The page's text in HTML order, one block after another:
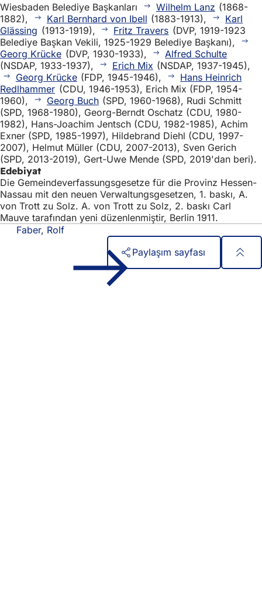
Wiesbaden Belediye Başkanları
Wilhelm Lanz (1868-
1882),
Karl Bernhard von Ibell (1883-1913),
Karl
Glässing (1913-1919), Fritz Travers (DVP, 1919-1923
Belediye Başkan Vekili, 1925-1929 Belediye Başkanı),
Georg Krücke (DVP, 1930-1933),
Alfred Schulte
(NSDAP, 1933-1937),
Erich Mix (NSDAP, 1937-1945),
Georg Krücke (FDP, 1945-1946),
Hans Heinrich
Redlhammer (CDU, 1946-1953), Erich Mix (FDP, 1954-
1960),
Georg Buch (SPD, 1960-1968), Rudi Schmitt
(SPD, 1968-1980), Georg-Berndt Oschatz (CDU, 1980-
1982), Hans-Joachim Jentsch (CDU, 1982-1985), Achim
Exner (SPD, 1985-1997), Hildebrand Diehl (CDU, 1997-
2007), Helmut Müller (CDU, 2007-2013), Sven Gerich
(SPD, 2013-2019), Gert-Uwe Mende (SPD, 2019'dan beri).
Edebiyat
Die Gemeindeverfassungsgesetze für die Provinz Hessen-
Nassau mit den neuen Verwaltungsgesetzen, 1. baskı, A.
von Trott zu Solz. A. von Trott zu Solz, 2. baskı Carl
Mauve tarafından yeni düzenlenmiştir, Berlin 1911.
Faber, Rolf
Paylaşım sayfası